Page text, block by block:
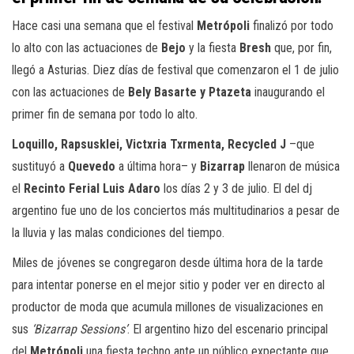
Hace casi una semana que el festival Metrópoli finalizó por todo
lo alto con las actuaciones de Bejo y la fiesta Bresh que, por fin,
llegó a Asturias. Diez días de festival que comenzaron el 1 de julio
con las actuaciones de Bely Basarte y Ptazeta inaugurando el
primer fin de semana por todo lo alto.
Loquillo, Rapsusklei, Victxria Txrmenta, Recycled J –que
sustituyó a Quevedo a última hora– y Bizarrap llenaron de música
el Recinto Ferial Luis Adaro los días 2 y 3 de julio. El del dj
argentino fue uno de los conciertos más multitudinarios a pesar de
la lluvia y las malas condiciones del tiempo.
Miles de jóvenes se congregaron desde última hora de la tarde
para intentar ponerse en el mejor sitio y poder ver en directo al
productor de moda que acumula millones de visualizaciones en
sus ‘Bizarrap Sessions’. El argentino hizo del escenario principal